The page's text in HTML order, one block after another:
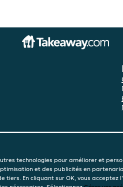
technologies pour améliorer et
et des publicités en
tiers. En cliquant sur OK, vous acceptez